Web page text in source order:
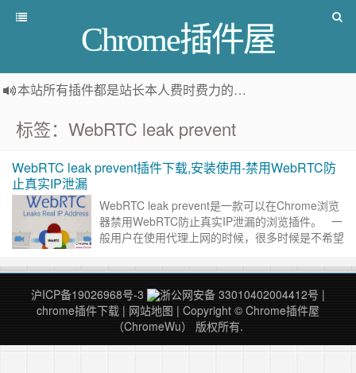
Chrome插件屋
本站所有插件都是站长本人费时费力的人工筛选推荐
标签：WebRTC leak prevent
WebRTC leak prevent插件下载,安装使用-禁用WebRTC防
止真实IP泄漏
WebRTC leak prevent是一款可以在Chrome浏览
器禁用WebRTC防止真实IP泄漏的浏览插件。 一
般用户在使用代理上网的时候，很多时候是不希望
沪ICP备19026968号-3 浙公网安备 33010402004412号 |
chrome插件下载 | 网站地图 | Copyright © Chrome插件屋
（ChromeWu） 版权所有.